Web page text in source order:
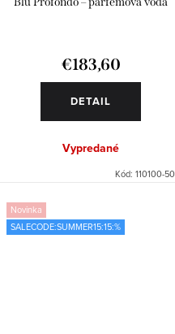
€183,60
DETAIL
Vypredané
Kód: 110100-50
Novinka
SALECODE:SUMMER15:15:%